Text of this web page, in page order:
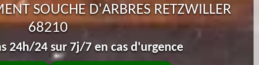
SOUCHE D'ARBRES RETZWILLER
68210
24h/24 sur 7j/7 en cas d'urgence